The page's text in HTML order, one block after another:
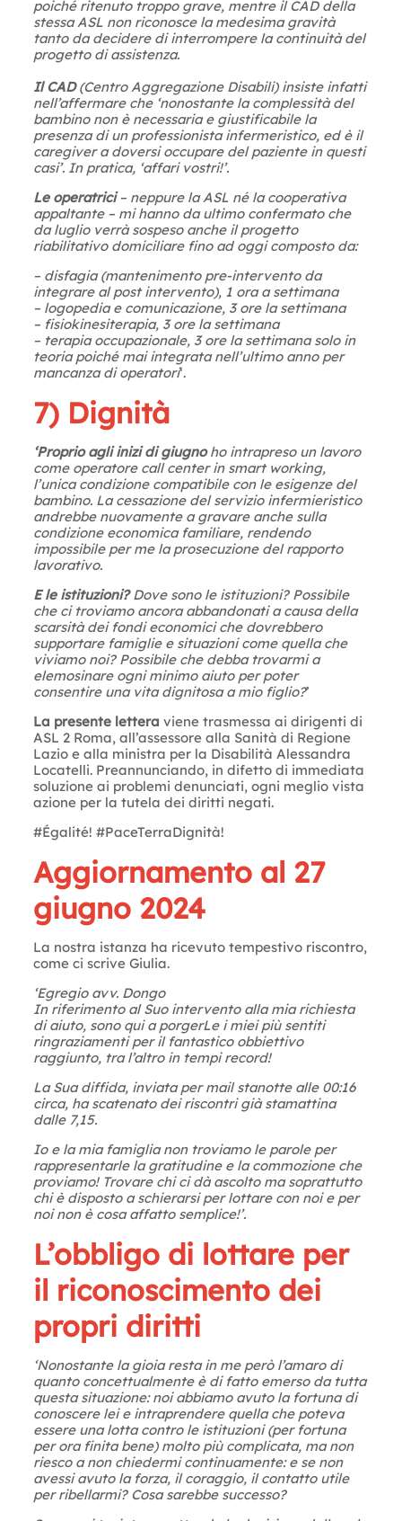
poiché ritenuto troppo grave, mentre il CAD della
stessa ASL non riconosce la medesima gravità
tanto da decidere di interrompere la continuità del
progetto di assistenza.
Il CAD(Centro Aggregazione Disabili) insiste infatti
nell’affermare che ‘nonostante la complessità del
bambino non è necessaria e giustificabile la
presenza di un professionista infermeristico, ed è il
caregiver a doversi occupare del paziente in questi
casi’. In pratica, ‘affari vostri!’.
Le operatrici– neppure la ASL né la cooperativa
appaltante – mi hanno da ultimo confermato che
da luglio verrà sospeso anche il progetto
riabilitativo domiciliare fino ad oggi composto da:
– disfagia (mantenimento pre-intervento da
integrare al post intervento), 1 ora a settimana
– logopedia e comunicazione, 3 ore la settimana
– fisiokinesiterapia, 3 ore la settimana
– terapia occupazionale, 3 ore la settimana solo in
teoria poiché mai integrata nell’ultimo anno per
mancanza di operatori‘.
7) Dignità
‘Proprio agli inizi di giugnoho intrapreso un lavoro
come operatore call center in smart working,
l’unica condizione compatibile con le esigenze del
bambino. La cessazione del servizio infermieristico
andrebbe nuovamente a gravare anche sulla
condizione economica familiare, rendendo
impossibile per me la prosecuzione del rapporto
lavorativo.
E le istituzioni?Dove sono le istituzioni? Possibile
che ci troviamo ancora abbandonati a causa della
scarsità dei fondi economici che dovrebbero
supportare famiglie e situazioni come quella che
viviamo noi? Possibile che debba trovarmi a
elemosinare ogni minimo aiuto per poter
consentire una vita dignitosa a mio figlio?’
La presente lettera viene trasmessa ai dirigenti di
ASL 2 Roma, all’assessore alla Sanità di Regione
Lazio e alla ministra per la Disabilità Alessandra
Locatelli. Preannunciando, in difetto di immediata
soluzione ai problemi denunciati, ogni meglio vista
azione per la tutela dei diritti negati.
#Égalité! #PaceTerraDignità!
Aggiornamento al 27
giugno 2024
La nostra istanza ha ricevuto tempestivo riscontro,
come ci scrive Giulia.
‘Egregio avv. Dongo
In riferimento al Suo intervento alla mia richiesta
di aiuto, sono qui a porgerLe i miei più sentiti
ringraziamenti per il fantastico obbiettivo
raggiunto, tra l’altro in tempi record!
La Sua diffida, inviata per mail stanotte alle 00:16
circa, ha scatenato dei riscontri già stamattina
dalle 7,15.
Io e la mia famiglia non troviamo le parole per
rappresentarle la gratitudine e la commozione che
proviamo! Trovare chi ci dà ascolto ma soprattutto
chi è disposto a schierarsi per lottare con noi e per
noi non è cosa affatto semplice!’.
L’obbligo di lottare per
il riconoscimento dei
propri diritti
‘Nonostante la gioia resta in me però l’amaro di
quanto concettualmente è di fatto emerso da tutta
questa situazione: noi abbiamo avuto la fortuna di
conoscere lei e intraprendere quella che poteva
essere una lotta contro le istituzioni (per fortuna
per ora finita bene) molto più complicata, ma non
riesco a non chiedermi continuamente: e se non
avessi avuto la forza, il coraggio, il contatto utile
per ribellarmi? Cosa sarebbe successo?